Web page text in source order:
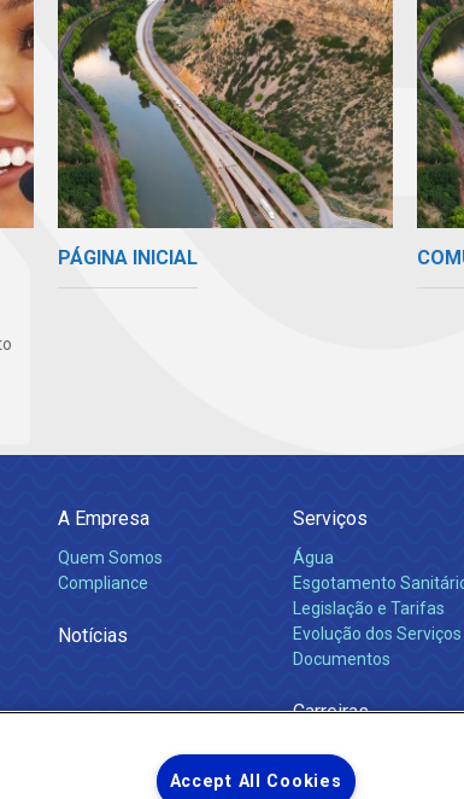
PÁGINA INICIAL
A Empresa
Quem Somos
Compliance
Notícias
Serviços
Água
Esgotamento
Legislação e Tarifas
Evolução dos Serviços
Documentos
Carreiras
Accept All Cookies